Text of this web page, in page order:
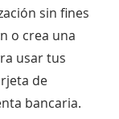
sin fines
o crea una
usar tus
de
bancaria.